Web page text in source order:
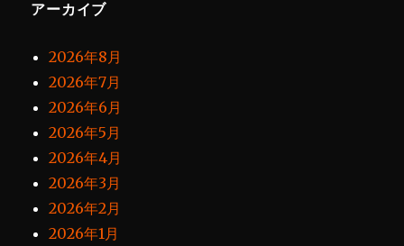
アーカイブ
2026年8月
2026年7月
2026年6月
2026年5月
2026年4月
2026年3月
2026年2月
2026年1月